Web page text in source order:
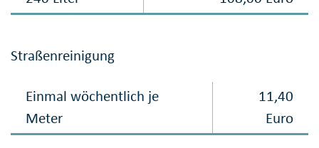
Straßenreinigung
Einmal wöchentlich je
Meter
11,40
Euro